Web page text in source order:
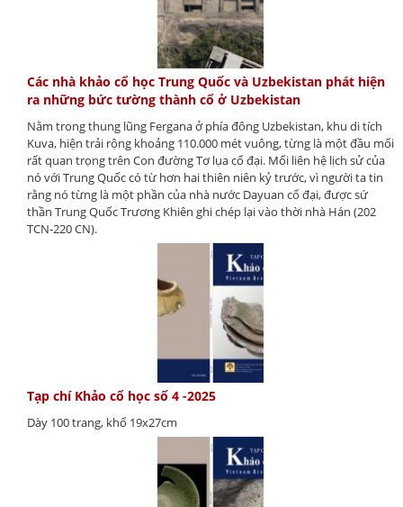
Các nhà khảo cổ học Trung Quốc và Uzbekistan phát hiện
ra những bức tường thành cổ ở Uzbekistan
Nằm trong thung lũng Fergana ở phía đông Uzbekistan, khu di tích
Kuva, hiện trải rộng khoảng 110.000 mét vuông, từng là một đầu mối
rất quan trọng trên Con đường Tơ lụa cổ đại. Mối liên hệ lịch sử của
nó với Trung Quốc có từ hơn hai thiên niên kỷ trước, vì người ta tin
rằng nó từng là một phần của nhà nước Dayuan cổ đại, được sứ
thần Trung Quốc Trương Khiên ghi chép lại vào thời nhà Hán (202
TCN-220 CN).
Tạp chí Khảo cổ học số 4 -2025
Dày 100 trang, khổ 19x27cm